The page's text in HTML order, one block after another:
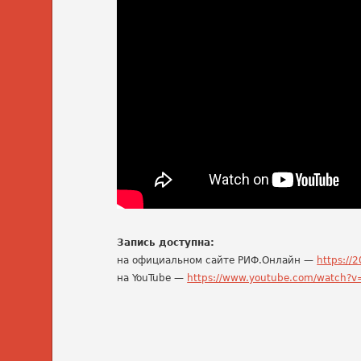
Запись доступна:
на официальном сайте РИФ.Онлайн — https://
на YouTube — https://www.youtube.com/